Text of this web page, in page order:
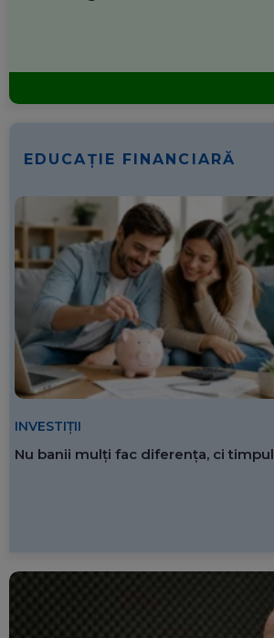
EDUCAȚIE FINANCIARĂ
INVESTIȚII
Nu banii mulți fac diferența, ci timpul